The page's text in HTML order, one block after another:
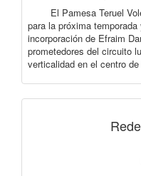
El Pamesa Teruel
para la próxima
incorporación de Efraim
prometedores del circuito
verticalidad en el centro